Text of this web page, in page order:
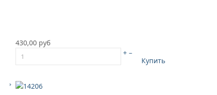
430,00 руб
+ –
Купить